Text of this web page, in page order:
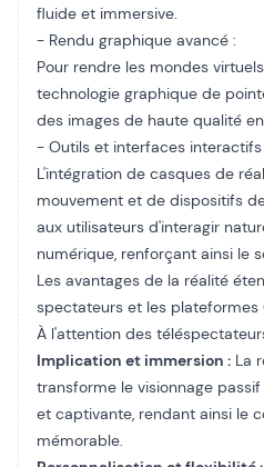
fluide et immersive.
- Rendu graphique avancé :
Pour rendre les mondes
technologie graphique de
des images de haute qualité
- Outils et interfaces interactifs
L'intégration de casques de
mouvement et de dispositifs
aux utilisateurs d'interagir
numérique, renforçant ainsi le
Les avantages de la réalité
spectateurs et les plateformes
À l'attention des
Implication et immersion : La
transforme le visionnage
et captivante, rendant ainsi le
mémorable.